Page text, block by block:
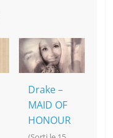
Drake –
MAID OF
HONOUR